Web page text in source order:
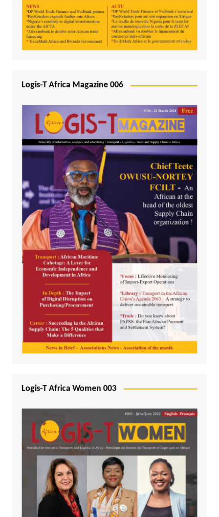
Logis-T Africa Magazine 006
Logis-T Africa Women 003